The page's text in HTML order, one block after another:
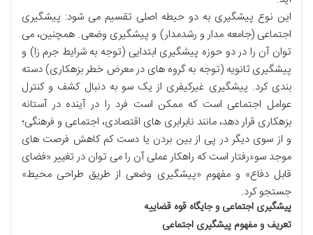
این نوع پیشگیری به دو حیطه اصلی تقسیم می شود: پیشگیری
اجتماعی (جامعه مدار و رشدمدار) و پیشگیری وضعی. همچنین، می
توان آن را در دو حوزه پیشگیری ابتدایی (توجه به شرایط جرم زا) و
پیشگیری ثانویه (توجه به گروه های در معرض خطر بزهکاری) دسته
بندی کرد. پیشگیری غیرکیفری از یک سو به دنبال کشف و کنترل
عوامل اجتماعی است که ممکن است فرد را در آینده در آستانه
بزهکاری قرار دهد، مانند نابرابری های اقتصادی، اجتماعی و فرهنگی؛
و از سوی دیگر در پی از بین بردن یا دست کم کاهش فرصت های
موجد سوءرفتار است که راهکار عملی آن را می توان در تغییر «فضای
قابل دفاع» و مفهوم «پیشگیری وضعی از طریق طراحی محیط»
جستجو کرد.
پیشگیری اجتماعی و جایگاه قوه قضاییه
تعریف و مفهوم پیشگیری اجتماعی